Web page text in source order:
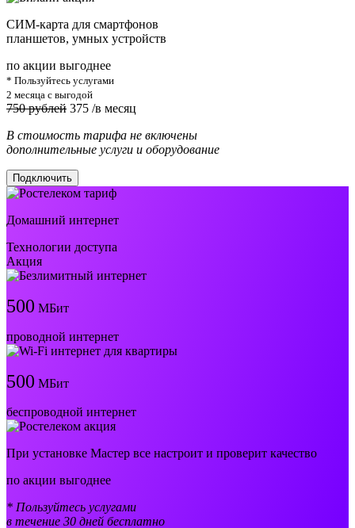
СИМ-карта для смартфонов
планшетов, умных устройств
по акции выгоднее
* Пользуйтесь услугами
2 месяца с выгодой
750 рублей 375 /в месяц
В стоимость тарифа не включены
дополнительные услуги и оборудование
Подключить
Домашний интернет
Технологии доступа
Акция
500 МБит
проводной интернет
500 МБит
беспроводной интернет
При установке Мастер все настроит и проверит качество
по акции выгоднее
* Пользуйтесь услугами
в течение 30 дней бесплатно